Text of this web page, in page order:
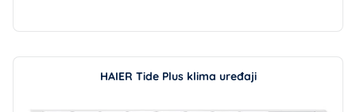
HAIER Tide Plus klima uređaji